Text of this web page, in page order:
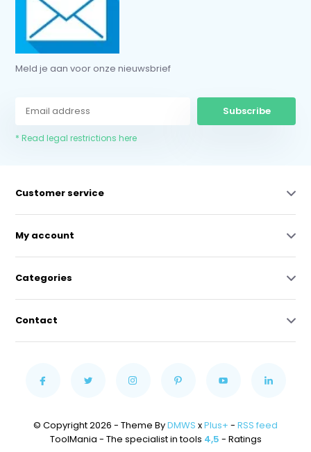
Meld je aan voor onze nieuwsbrief
Subscribe
* Read legal restrictions here
Customer service
My account
Categories
Contact
© Copyright 2026 - Theme ByDMWS xPlus+ - RSS feed
ToolMania - The specialist in tools 4,5 - Ratings